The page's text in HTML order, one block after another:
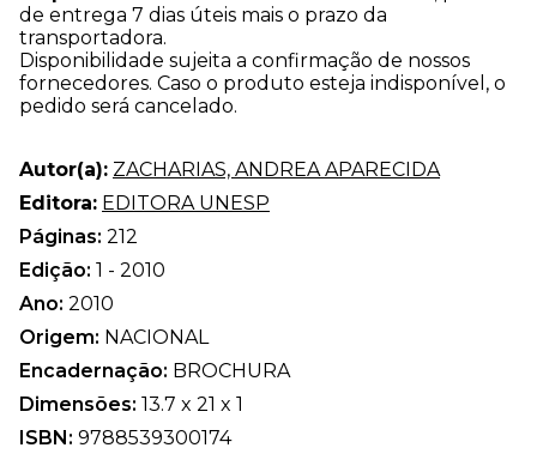
de entrega 7 dias úteis mais o prazo da
transportadora.
Disponibilidade sujeita a confirmação de nossos
fornecedores. Caso o produto esteja indisponível, o
pedido será cancelado.
Autor(a): ZACHARIAS, ANDREA APARECIDA
Editora: EDITORA UNESP
Páginas: 212
Edição: 1 - 2010
Ano: 2010
Origem: NACIONAL
Encadernação: BROCHURA
Dimensões: 13.7 x 21 x 1
ISBN: 9788539300174